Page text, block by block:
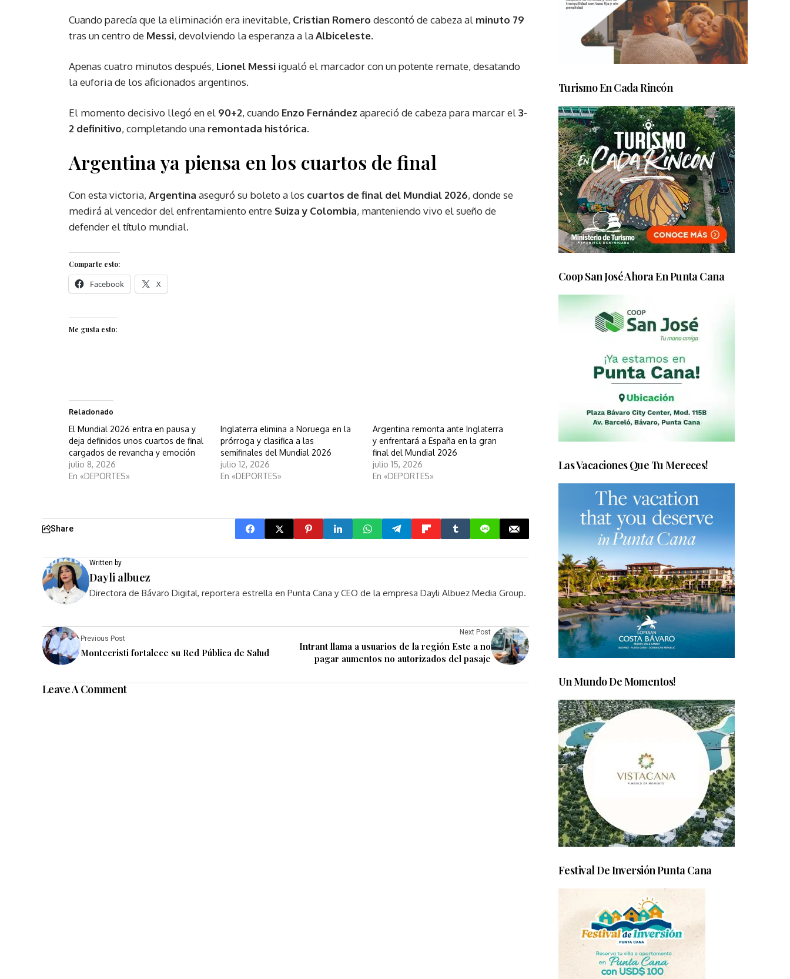
Cuando parecía que la eliminación era inevitable, Cristian Romero descontó de cabeza al minuto 79
tras un centro de Messi, devolviendo la esperanza a laAlbiceleste.
Apenas cuatro minutos después, Lionel Messi igualó el marcador con un potente remate, desatando
la euforia de los aficionados argentinos.
El momento decisivo llegó en el 90+2, cuando Enzo Fernández apareció de cabeza para marcar el3-
2 definitivo, completando una remontada histórica.
Argentina ya piensa en los cuartos de final
Con esta victoria, Argentina aseguró su boleto a los cuartos de final del Mundial 2026, donde se
medirá al vencedor del enfrentamiento entre Suiza y Colombia, manteniendo vivo el sueño de
defender el título mundial.
Comparte esto:
Facebook X
Me gusta esto:
Relacionado
El Mundial 2026 entra en pausa y
deja definidos unos cuartos de final
cargados de revancha y emoción
julio 8, 2026
En «DEPORTES»
Inglaterra elimina a Noruega en la
prórroga y clasifica a las
semifinales del Mundial 2026
julio 12, 2026
En «DEPORTES»
Argentina remonta ante Inglaterra
y enfrentará a España en la gran
final del Mundial 2026
julio 15, 2026
En «DEPORTES»
Share
Written by
Dayli albuez
Directora de Bávaro Digital, reportera estrella en Punta Cana y CEO de la empresa Dayli Albuez Media Group.
Previous Post
Montecristi fortalece su Red Pública de Salud
Next Post
Intrant llama a usuarios de la región Este a no
pagar aumentos no autorizados del pasaje
Leave A Comment
Turismo En Cada Rincón
Coop San José Ahora En Punta Cana
Las Vacaciones Que Tu Mereces!
Un Mundo De Momentos!
Festival De Inversión Punta Cana